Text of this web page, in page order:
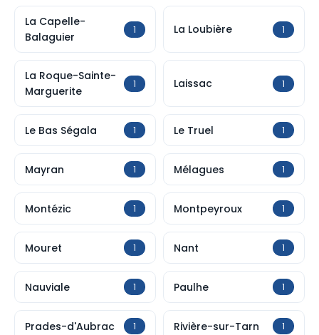
La Capelle-
Balaguier
1 La Loubière 1
La Roque-Sainte-
Marguerite
1 Laissac 1
Le Bas Ségala 1 Le Truel 1
Mayran 1 Mélagues 1
Montézic 1 Montpeyroux 1
Mouret 1 Nant 1
Nauviale 1 Paulhe 1
Prades-d'Aubrac 1 Rivière-sur-Tarn 1